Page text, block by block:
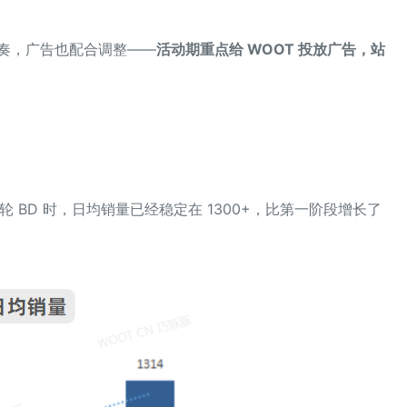
，广告也配合调整——活动期重点给 WOOT 投放广告，站
BD 时，日均销量已经稳定在 1300+，比第一阶段增长了